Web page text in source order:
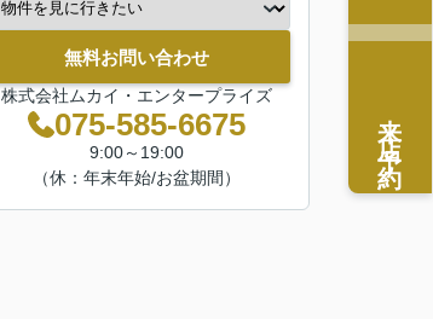
無料お問い合わせ
株式会社ムカイ・エンタープライズ
075-585-6675
9:00～19:00
（休：年末年始/お盆期間）
来店予約